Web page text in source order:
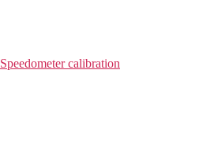
Speedometer calibration